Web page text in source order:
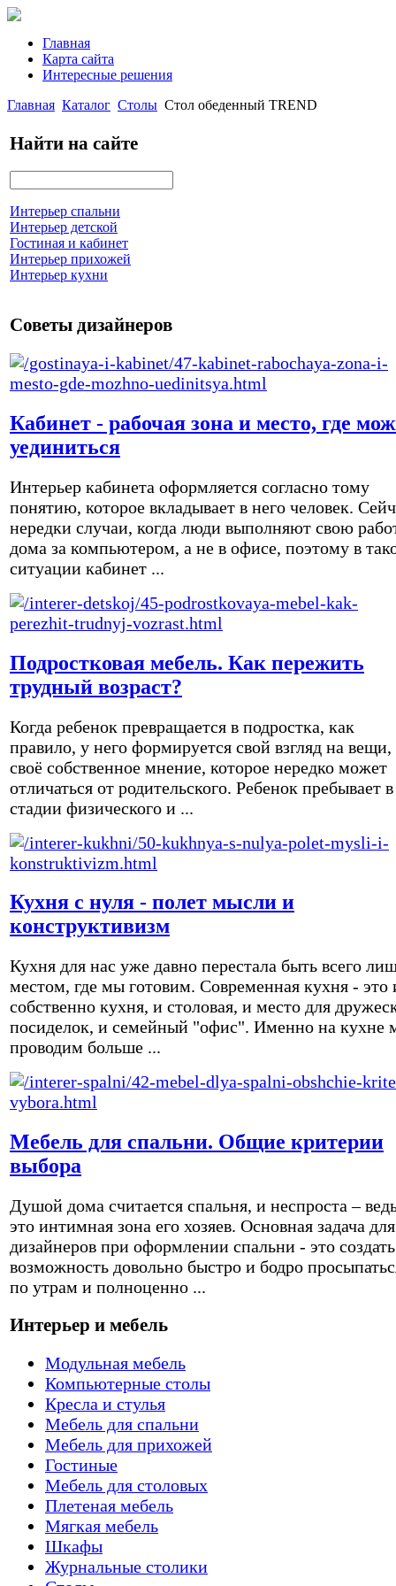
Главная
Карта сайта
Интересные решения
Главная Каталог Столы Стол обеденный TREND
Найти на сайте
Интерьер спальни
Интерьер детской
Гостиная и кабинет
Интерьер прихожей
Интерьер кухни
Советы дизайнеров
Кабинет - рабочая зона и место, где
уединиться
Интерьер кабинета оформляется согласно тому
понятию, которое вкладывает в него человек.
нередки случаи, когда люди выполняют свою
дома за компьютером, а не в офисе, поэтому в
ситуации кабинет ...
Подростковая мебель. Как пережить
трудный возраст?
Когда ребенок превращается в подростка, как
правило, у него формируется свой взгляд на вещи,
своё собственное мнение, которое нередко может
отличаться от родительского. Ребенок пребывает в
стадии физического и ...
Кухня с нуля - полет мысли и
конструктивизм
Кухня для нас уже давно перестала быть всего
местом, где мы готовим. Современная кухня - это
собственно кухня, и столовая, и место для
посиделок, и семейный "офис". Именно на кухне
проводим больше ...
Мебель для спальни. Общие критерии
выбора
Душой дома считается спальня, и неспроста –
это интимная зона его хозяев. Основная задача для
дизайнеров при оформлении спальни - это создать
возможность довольно быстро и бодро
по утрам и полноценно ...
Интерьер и мебель
Модульная мебель
Компьютерные столы
Кресла и стулья
Мебель для спальни
Мебель для прихожей
Гостиные
Мебель для столовых
Плетеная мебель
Мягкая мебель
Шкафы
Журнальные столики